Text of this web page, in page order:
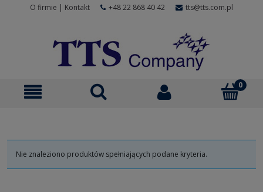
O firmie | Kontakt +48 22 868 40 42 tts@tts.com.pl
Nie znaleziono produktów spełniających podane kryteria.